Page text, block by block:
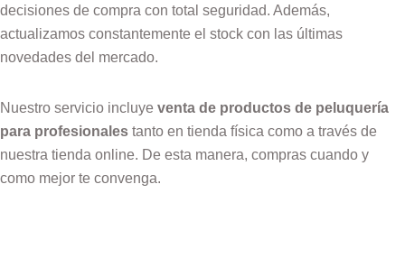
decisiones de compra con total seguridad. Además,
actualizamos constantemente el stock con las últimas
novedades del mercado.
Nuestro servicio incluye venta de productos de peluquería
para profesionales tanto en tienda física como a través de
nuestra tienda online. De esta manera, compras cuando y
como mejor te convenga.